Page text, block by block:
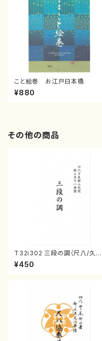
こと絵巻 お江戸日本橋
¥880
その他の商品
T32i302 三段の調（尺八/久本
玄智/楽譜）都山no:2003
¥450